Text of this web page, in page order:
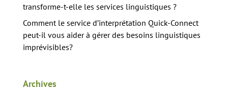
transforme-t-elle les services linguistiques ?
Comment le service d’interprétation Quick-Connect
peut-il vous aider à gérer des besoins linguistiques
imprévisibles?
Archives